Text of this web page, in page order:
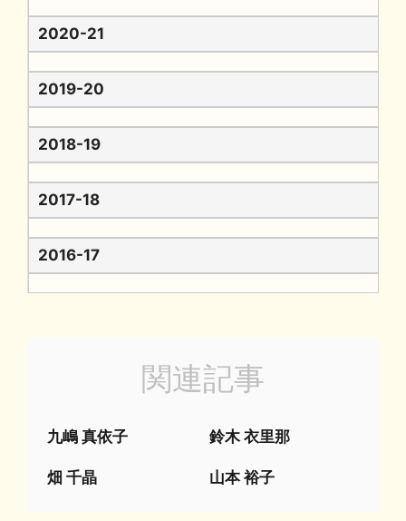
2020-21
2019-20
2018-19
2017-18
2016-17
関連記事
九嶋 真依子 鈴木 衣里那
畑 千晶 山本 裕子